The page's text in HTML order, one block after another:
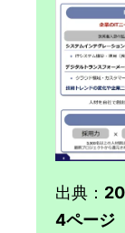
出典：
4ページ